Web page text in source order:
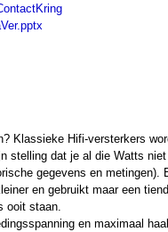
Klassieke Hifi-versterkers
stelling dat je al die Watts
gegevens en
en gebruikt maar een
ooit staan.
en maximaal